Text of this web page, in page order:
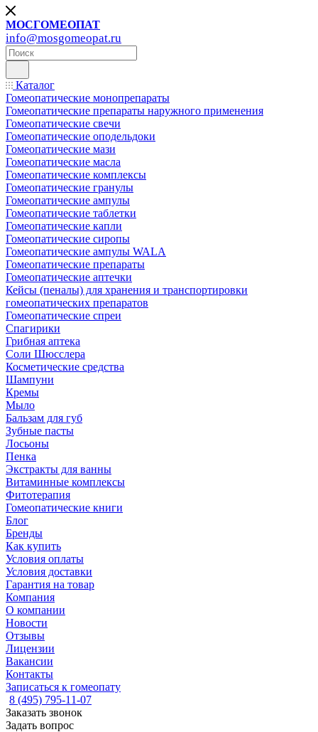
МОСГОМЕОПАТ
info@mosgomeopat.ru
Каталог
Гомеопатические монопрепараты
Гомеопатические препараты наружного применения
Гомеопатические свечи
Гомеопатические оподельдоки
Гомеопатические мази
Гомеопатические масла
Гомеопатические комплексы
Гомеопатические гранулы
Гомеопатические ампулы
Гомеопатические таблетки
Гомеопатические капли
Гомеопатические сиропы
Гомеопатические ампулы WALA
Гомеопатические препараты
Гомеопатические аптечки
Кейсы (пеналы) для хранения и транспортировки
гомеопатических препаратов
Гомеопатические спреи
Спагирики
Грибная аптека
Соли Шюсслера
Косметические средства
Шампуни
Кремы
Мыло
Бальзам для губ
Зубные пасты
Лосьоны
Пенка
Экстракты для ванны
Витаминные комплексы
Фитотерапия
Гомеопатические книги
Блог
Бренды
Как купить
Условия оплаты
Условия доставки
Гарантия на товар
Компания
О компании
Новости
Отзывы
Лицензии
Вакансии
Контакты
Записаться к гомеопату
8 (495) 795-11-07
Заказать звонок
Задать вопрос